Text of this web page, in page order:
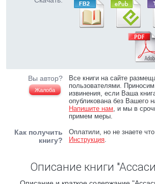
Вы автор?
Жалоба
Все книги на сайте
пользователями.
извинения, если Ваша
опубликована без Вашего
Напишите нам, и мы в
примем меры.
Как получить
книгу?
Оплатили, но не знаете
Инструкция.
Описание книги